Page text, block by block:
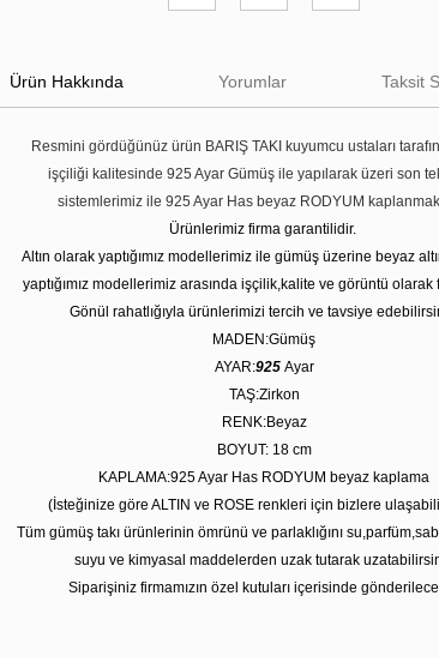
Ürün Hakkında Yorumlar Taksit
Resmini gördüğünüz ürün BARIŞ TAKI kuyumcu ustaları
işçiliği kalitesinde 925 Ayar Gümüş ile yapılarak üzeri son
sistemlerimiz ile 925 Ayar Has beyaz RODYUM
Ürünlerimiz firma garantilidir.
Altın olarak yaptığımız modellerimiz ile gümüş üzerine beyaz
yaptığımız modellerimiz arasında işçilik,kalite ve görüntü olarak
Gönül rahatlığıyla ürünlerimizi tercih ve tavsiye
MADEN:Gümüş
AYAR:925 Ayar
TAŞ:Zirkon
RENK:Beyaz
BOYUT: 18 cm
KAPLAMA:925 Ayar Has RODYUM beyaz kaplama
(İsteğinize göre ALTIN ve ROSE renkleri için bizlere
Tüm gümüş takı ürünlerinin ömrünü ve parlaklığını
suyu ve kimyasal maddelerden uzak tutarak
Siparişiniz firmamızın özel kutuları içerisinde